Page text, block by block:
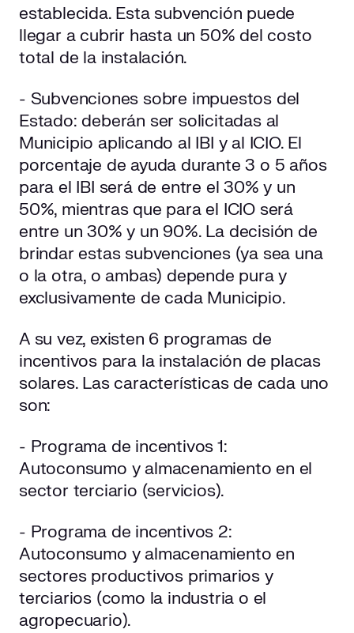
establecida. Esta subvención puede
llegar a cubrir hasta un 50% del costo
total de la instalación.
- Subvenciones sobre impuestos del
Estado: deberán ser solicitadas al
Municipio aplicando al IBI y al ICIO. El
porcentaje de ayuda durante 3 o 5 años
para el IBI será de entre el 30% y un
50%, mientras que para el ICIO será
entre un 30% y un 90%. La decisión de
brindar estas subvenciones (ya sea una
o la otra, o ambas) depende pura y
exclusivamente de cada Municipio.
A su vez, existen 6 programas de
incentivos para la instalación de placas
solares. Las características de cada uno
son:
- Programa de incentivos 1:
Autoconsumo y almacenamiento en el
sector terciario (servicios).
- Programa de incentivos 2:
Autoconsumo y almacenamiento en
sectores productivos primarios y
terciarios (como la industria o el
agropecuario).